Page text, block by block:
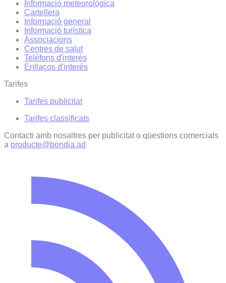
Informació meteorològica
Cartellera
Informació general
Informació turística
Associacions
Centres de salut
Telèfons d'interès
Enllaços d'interés
Tarifes
Tarifes publicitat
Tarifes classificats
Contacti amb nosaltres per publicitat o qüestions comercials
a producte@bondia.ad